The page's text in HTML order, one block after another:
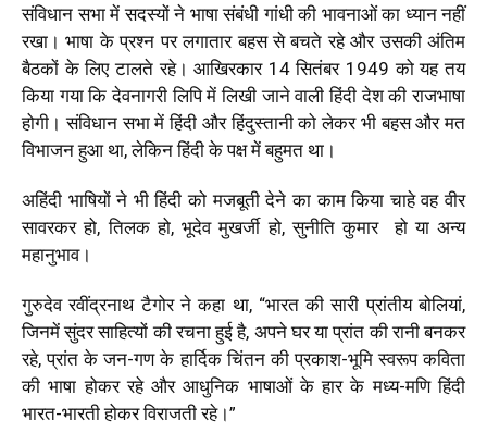
संविधान सभा में सदस्यों ने भाषा संबंधी गांधी की भावनाओं का ध्यान नहीं
रखा। भाषा के प्रश्न पर लगातार बहस से बचते रहे और उसकी अंतिम
बैठकों के लिए टालते रहे। आखिरकार 14सितंबर 1949 को यह तय
किया गया कि देवनागरी लिपि में लिखी जाने वाली हिंदी देश की राजभाषा
होगी। संविधान सभा में हिंदी और हिंदुस्तानी को लेकर भी बहस और मत
विभाजन हुआ था,लेकिन हिंदी के पक्ष में बहुमत था।
अहिंदी भाषियों ने भी हिंदी को मजबूती देने का काम किया चाहे वह वीर
सावरकर हो,तिलक हो, भूदेव मुखर्जी हो,सुनीति कुमार हो या अन्य
महानुभाव।
गुरुदेव रवींद्रनाथ टैगोर ने कहा था, “भारत की सारी प्रांतीय बोलियां,
जिनमें सुंदर साहित्यों की रचना हुई है, अपने घर या प्रांत की रानी बनकर
रहे,प्रांत के जन-गण के हार्दिक चिंतन की प्रकाश-भूमि स्वरूप कविता
की भाषा होकर रहे और आधुनिक भाषाओं के हार के मध्य-मणि हिंदी
भारत-भारती होकर विराजती रहे।”